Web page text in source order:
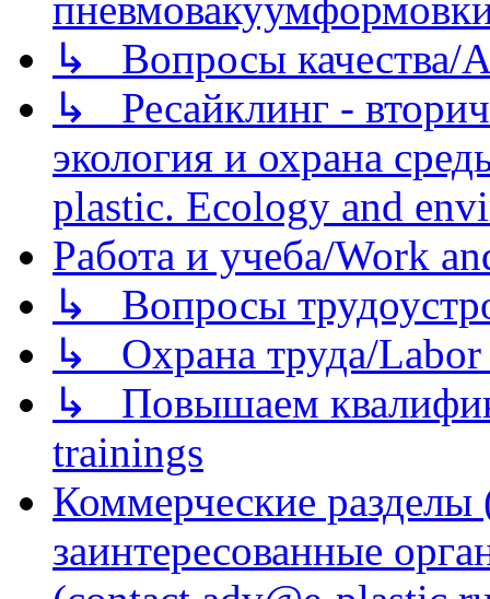
↳ Вопросы качества/
↳ Ресайклинг -
экология и охрана
plastic. Ecology and
Работа и учеба/Work
↳ Вопросы
↳ Охрана труда/Labor
↳ Повышаем
trainings
Коммерческие
заинтересованные